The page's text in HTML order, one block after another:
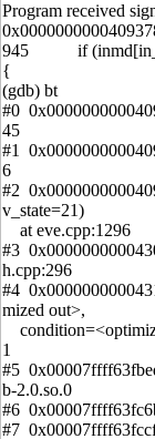
Program received
945 if
{
(gdb) bt
#0
45
#1
6
#2
v_state=21)
at eve.cpp:1296
#3
h.cpp:296
#4
mized out>,
1
#5
b-2.0.so.0
#6
#7